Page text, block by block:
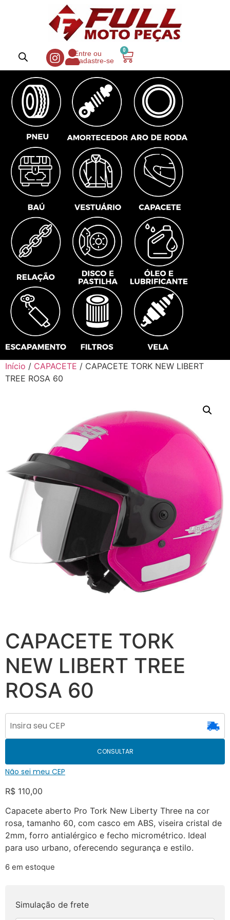
Entre ou
Cadastre-se
0
Início / CAPACETE / CAPACETE TORK NEW LIBERT
TREE ROSA 60
CAPACETE TORK
NEW LIBERT TREE
ROSA 60
CONSULTAR
Não sei meu CEP
R$ 110,00
Capacete aberto Pro Tork New Liberty Three na cor
rosa, tamanho 60, com casco em ABS, viseira cristal de
2mm, forro antialérgico e fecho micrométrico. Ideal
para uso urbano, oferecendo segurança e estilo.
6 em estoque
Simulação de frete